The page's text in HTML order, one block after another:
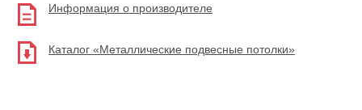
Информация о производителе
Каталог «Металлические подвесные потолки»